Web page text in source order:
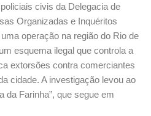
civis da Delegacia de
Organizadas e Inquéritos
operação na região do Rio de
esquema ilegal que controla a
extorsões contra comerciantes
cidade. A investigação levou ao
da Farinha”, que segue em